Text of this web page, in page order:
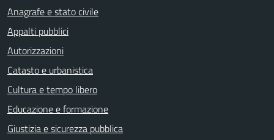
Anagrafe e stato civile
Appalti pubblici
Autorizzazioni
Catasto e urbanistica
Cultura e tempo libero
Educazione e formazione
Giustizia e sicurezza pubblica